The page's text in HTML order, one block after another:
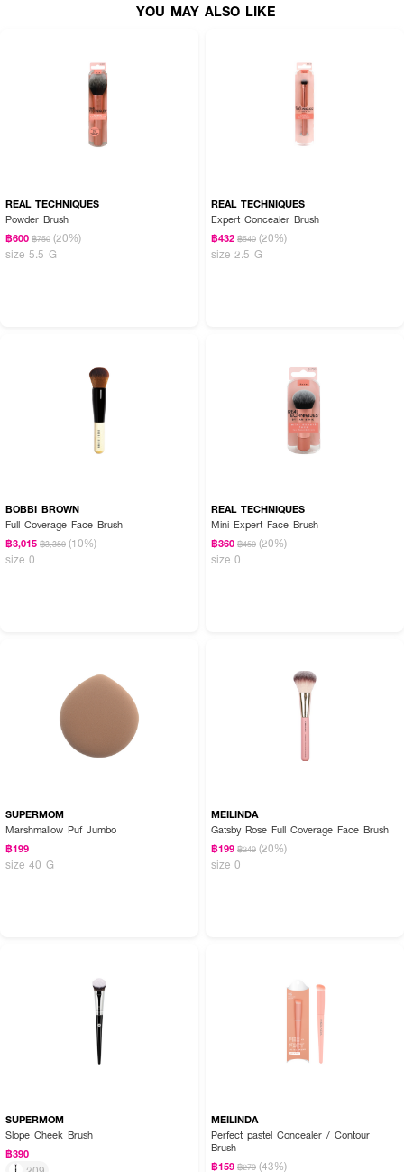
● จับถนัดมือ ควบคุมทิศทางง่าย
● ทำความสะอาดง่าย
● เหมาะสำหรับแต่งหน้าในชีวิตประจำวันหรือแต่งหน้ามืออาชีพ
● แตะคอนซีลเลอร์เล็กน้อย แล้วใช้แปรงเกลี่ยเบา ๆ บริเวณใต้ตา หรือจุดที่
ต้องการปกปิด
● ค่อย ๆ เบลนด์ให้เนียนไปกับผิว
YOU MAY ALSO LIKE
REAL TECHNIQUES
Powder Brush
฿600 ฿750 (20%)
size 5.5 G
REAL TECHNIQUES
Expert Concealer Brush
฿432 ฿540 (20%)
size 2.5 G
BOBBI BROWN
Full Coverage Face Brush
฿3,015 ฿3,350 (10%)
size 0
REAL TECHNIQUES
Mini Expert Face Brush
฿360 ฿450 (20%)
size 0
SUPERMOM
Marshmallow Puf Jumbo
฿199
size 40 G
MEILINDA
Gatsby Rose Full Coverage Face Brush
฿199 ฿249 (20%)
size 0
SUPERMOM
Slope Cheek Brush
฿390
MEILINDA
Perfect pastel Concealer / Contour
Brush
฿159 ฿279 (43%)